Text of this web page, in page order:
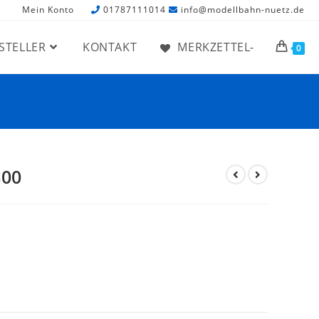
Mein Konto 01787111014 info@modellbahn-nuetz.de
KONTAKT MERKZETTEL- 0